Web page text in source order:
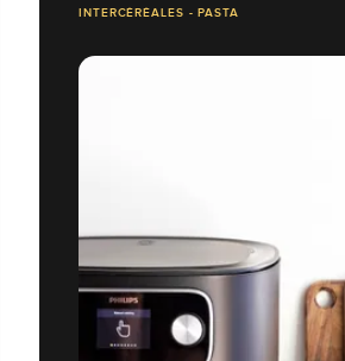
INTERCÉRÉALES - PASTA